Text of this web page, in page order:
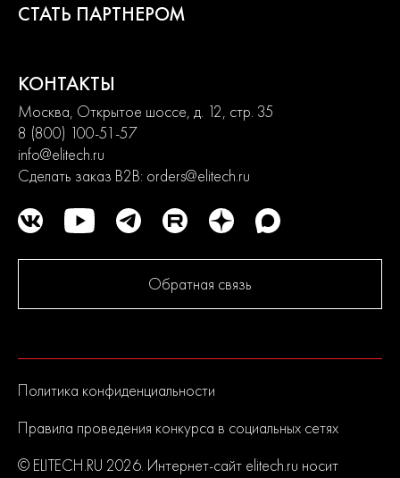
СТАТЬ ПАРТНЕРОМ
КОНТАКТЫ
Москва, Открытое шоссе, д. 12, стр. 35
8 (800) 100-51-57
info@elitech.ru
Сделать заказ B2B: orders@elitech.ru
Обратная связь
Политика конфиденциальности
Правила проведения конкурса в социальных сетях
© ELITECH.RU 2026. Интернет-сайт elitech.ru носит